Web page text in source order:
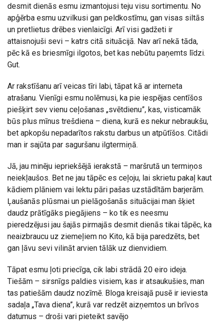
desmit dienās esmu izmantojusi teju visu sortimentu. No
apģērba esmu uzvilkusi gan peldkostīmu, gan visas siltās
un pretlietus drēbes vienlaicīgi. Arī visi gadžeti ir
attaisnojuši sevi – katrs citā situācijā. Nav arī nekā tāda,
pēc kā es briesmīgi ilgotos, bet kas nebūtu paņemts līdzi.
Gut.
Ar rakstīšanu arī veicas tīri labi, tāpat kā ar interneta
atrašanu. Vienīgi esmu nolēmusi, ka pie iespējas centīšos
piešķirt sev vienu ceļošanas „svētdienu”, kas, visticamāk
būs plus mīnus trešdiena – diena, kurā es nekur nebraukšu,
bet apkopšu nepadarītos rakstu darbus un atpūtīšos. Citādi
man ir sajūta par saguršanu ilgtermiņā.
Jā, jau minēju iepriekšējā ierakstā – maršrutā un termiņos
neiekļaušos. Bet ne jau tāpēc es ceļoju, lai skrietu pakaļ kaut
kādiem plāniem vai lektu pāri pašas uzstādītām barjerām.
Ļaušanās plūsmai un pielāgošanās situācijai man šķiet
daudz prātīgāks piegājiens – ko tik es neesmu
pieredzējusi jau šajās pirmajās desmit dienās tikai tāpēc, ka
neaizbraucu uz ziemeļiem no Kito, kā bija paredzēts, bet
gan ļāvu sevi vilināt arvien tālāk uz dienvidiem.
Tāpat esmu ļoti priecīga, cik labi strādā 20 eiro ideja.
Tiešām – sirsnīgs paldies visiem, kas ir atsaukušies, man
tas patiešām daudz nozīmē. Bloga kreisajā pusē ir ieviesta
sadaļa „Tava diena”, kurā var redzēt aizņemtos un brīvos
datumus – droši vari pieteikt savējo